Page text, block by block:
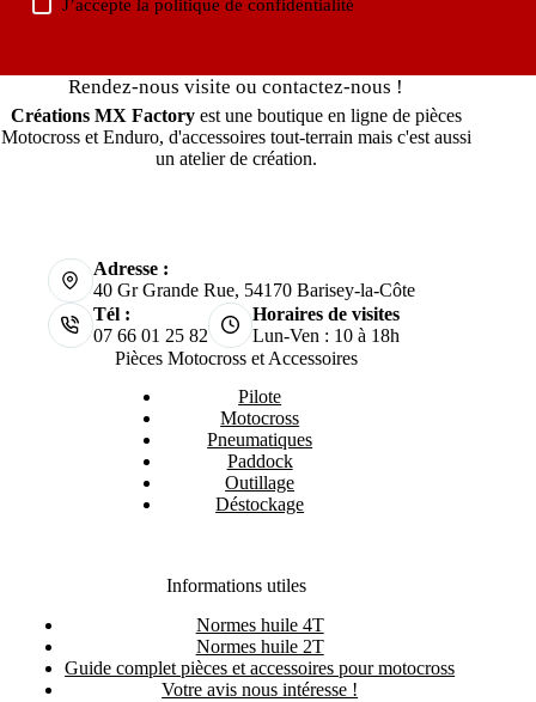
J’accepte lapolitique de confidentialité
Rendez-nous visite ou contactez-nous !
Créations MX Factoryest une boutique en ligne de pièces
Motocross et Enduro, d'accessoires tout-terrain mais c'est aussi
un atelier de création.
Adresse :
40 Gr Grande Rue, 54170 Barisey-la-Côte
Tél :
07 66 01 25 82
Horaires de visites
Lun-Ven : 10 à 18h
Pièces Motocross et Accessoires
Pilote
Motocross
Pneumatiques
Paddock
Outillage
Déstockage
Informations utiles
Normes huile 4T
Normes huile 2T
Guide complet pièces et accessoires pour motocross
Votre avis nous intéresse !